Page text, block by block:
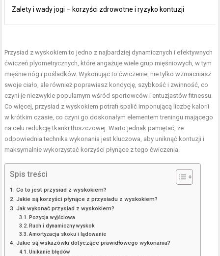
Zalety i wady jogi – korzyści zdrowotne i ryzyko kontuzji
Przysiad z wyskokiem to jedno z najbardziej dynamicznych i efektywnych
ćwiczeń plyometrycznych, które angażuje wiele grup mięśniowych, w tym
mięśnie nóg i pośladków. Wykonując to ćwiczenie, nie tylko wzmacniasz
swoje ciało, ale również poprawiasz kondycję, szybkość i zwinność, co
czyni je niezwykle popularnym wśród sportowców i entuzjastów fitnessu.
Co więcej, przysiad z wyskokiem potrafi spalić imponującą liczbę kalorii
w krótkim czasie, co czyni go doskonałym elementem treningu mającego
na celu redukcję tkanki tłuszczowej. Warto jednak pamiętać, że
odpowiednia technika wykonania jest kluczowa, aby uniknąć kontuzji i
maksymalnie wykorzystać korzyści płynące z tego ćwiczenia.
Spis treści
Co to jest przysiad z wyskokiem?
Jakie są korzyści płynące z przysiadu z wyskokiem?
Jak wykonać przysiad z wyskokiem?
Pozycja wyjściowa
Ruch i dynamiczny wyskok
Amortyzacja skoku i lądowanie
Jakie są wskazówki dotyczące prawidłowego wykonania?
Unikanie błędów